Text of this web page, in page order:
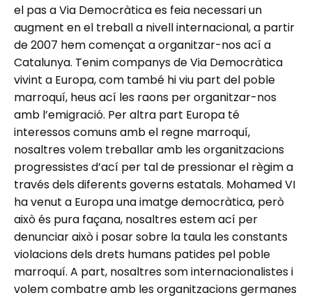
el pas a Via Democràtica es feia necessari un
augment en el treball a nivell internacional, a partir
de 2007 hem començat a organitzar-nos ací a
Catalunya. Tenim companys de Via Democràtica
vivint a Europa, com també hi viu part del poble
marroquí, heus ací les raons per organitzar-nos
amb l’emigració. Per altra part Europa té
interessos comuns amb el regne marroquí,
nosaltres volem treballar amb les organitzacions
progressistes d’ací per tal de pressionar el règim a
través dels diferents governs estatals. Mohamed VI
ha venut a Europa una imatge democràtica, però
això és pura façana, nosaltres estem ací per
denunciar això i posar sobre la taula les constants
violacions dels drets humans patides pel poble
marroquí. A part, nosaltres som internacionalistes i
volem combatre amb les organitzacions germanes